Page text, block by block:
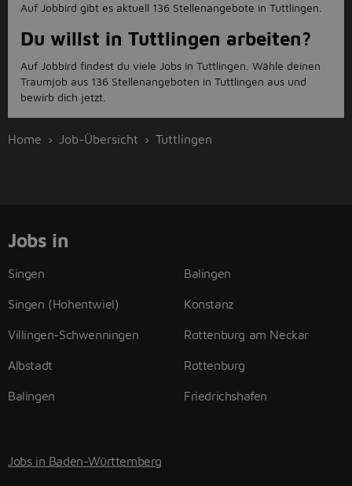
Auf Jobbird gibt es aktuell 136 Stellenangebote in Tuttlingen.
Du willst in Tuttlingen arbeiten?
Auf Jobbird findest du viele Jobs in Tuttlingen. Wähle deinen
Traumjob aus 136 Stellenangeboten in Tuttlingen aus und
bewirb dich jetzt.
Home Job-Übersicht Tuttlingen
Jobs in
Singen
Singen (Hohentwiel)
Villingen-Schwenningen
Albstadt
Balingen
Balingen
Konstanz
Rottenburg am Neckar
Rottenburg
Friedrichshafen
Jobs in Baden-Württemberg